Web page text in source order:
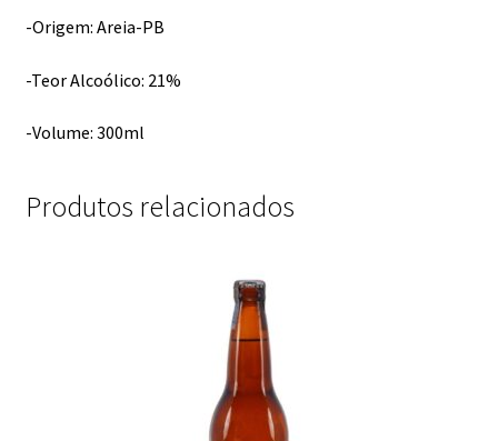
-Origem: Areia-PB
-Teor Alcoólico: 21%
-Volume: 300ml
Produtos relacionados